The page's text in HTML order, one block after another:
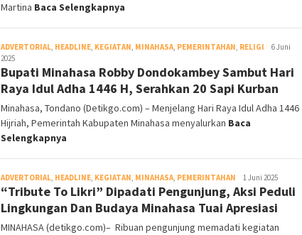
Martina Baca Selengkapnya
ADVERTORIAL, HEADLINE, KEGIATAN, MINAHASA, PEMERINTAHAN, RELIGI Redaksi
6 Juni
2025
Bupati Minahasa Robby Dondokambey Sambut Hari
Raya Idul Adha 1446 H, Serahkan 20 Sapi Kurban
Minahasa, Tondano (Detikgo.com) – Menjelang Hari Raya Idul Adha 1446
Hijriah, Pemerintah Kabupaten Minahasa menyalurkan Baca
Selengkapnya
ADVERTORIAL, HEADLINE, KEGIATAN, MINAHASA, PEMERINTAHAN Redaksi
DetikGo
1 Juni 2025
“Tribute To Likri” Dipadati Pengunjung, Aksi Peduli
Lingkungan Dan Budaya Minahasa Tuai Apresiasi
MINAHASA (detikgo.com)– Ribuan pengunjung memadati kegiatan